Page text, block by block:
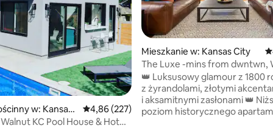
liczba recenzji: 407
w: Kansas
Średnia ocena: 4,86 na 5, liczba recenzji: 227
4,86 (227)
KC Pool House & Hot
Mieszkanie w: Kansas City
The Luxe -mins from dwntwn,
and the Plaza
👑 Luksusowy glamour z 1800
z żyrandolami, złotymi
i aksamitnymi zasłonami 👑
poziom historycznego